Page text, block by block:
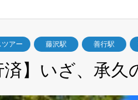
アー 藤沢駅 善行駅
済】いざ、承